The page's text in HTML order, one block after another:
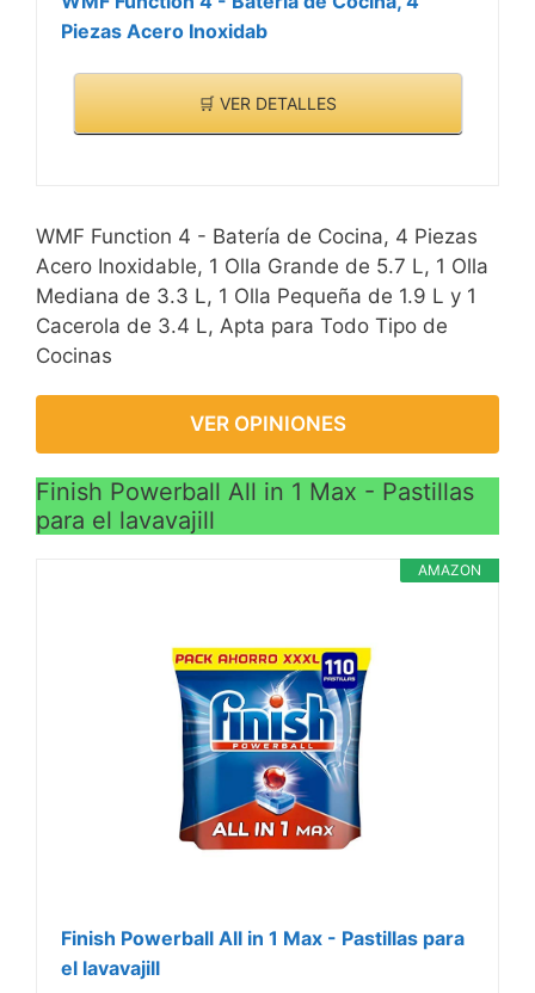
Piezas Acero Inoxidab
🛒 VER DETALLES
WMF Function 4 - Batería de Cocina, 4 Piezas
Acero Inoxidable, 1 Olla Grande de 5.7 L, 1 Olla
Mediana de 3.3 L, 1 Olla Pequeña de 1.9 L y 1
Cacerola de 3.4 L, Apta para Todo Tipo de
Cocinas
VER OPINIONES
Finish Powerball All in 1 Max - Pastillas
para el lavavajill
AMAZON
Finish Powerball All in 1 Max - Pastillas para
el lavavajill